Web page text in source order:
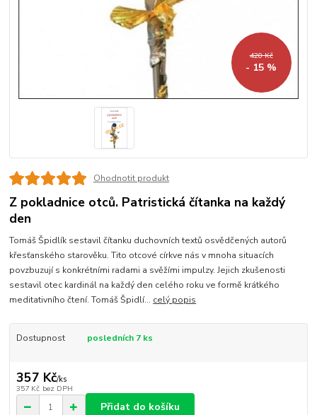
420 Kč
- 15 %
Ohodnotit produkt
Z pokladnice otců. Patristická čítanka na každý
den
Tomáš Špidlík sestavil čítanku duchovních textů osvědčených autorů
křesťanského starověku. Tito otcové církve nás v mnoha situacích
povzbuzují s konkrétními radami a svěžími impulzy. Jejich zkušenosti
sestavil otec kardinál na každý den celého roku ve formě krátkého
meditativního čtení. Tomáš Špidlí... celý popis
Dostupnost posledních 7 ks
357 Kč/ks
357 Kč bez DPH
Přidat do košíku